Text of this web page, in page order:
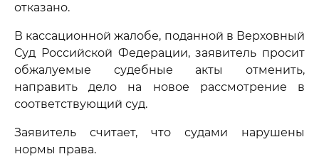
отказано.
В кассационной жалобе, поданной в Верховный
Суд Российской Федерации, заявитель просит
обжалуемые судебные акты отменить,
направить дело на новое рассмотрение в
соответствующий суд.
Заявитель считает, что судами нарушены
нормы права.